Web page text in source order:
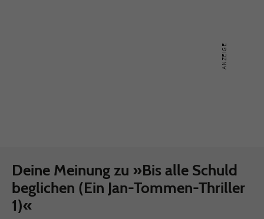
Deine Meinung zu »Bis alle Schuld
beglichen (Ein Jan-Tommen-Thriller
1)«